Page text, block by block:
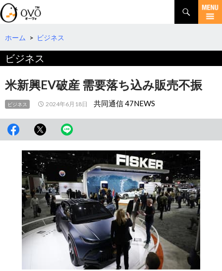
検
索
コ
テ
へ
移
動
ホーム > ビジネス
ビジネス
米新興EV破産 需要落ち込み販売不振
ビジネス 2024年6月18日 共同通信 47NEWS